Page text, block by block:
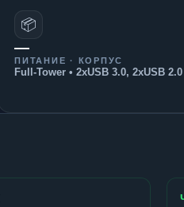
📦
—
ПИТАНИЕ · КОРПУС
Full-Tower • 2xUSB 3.0, 2xUSB 2.0